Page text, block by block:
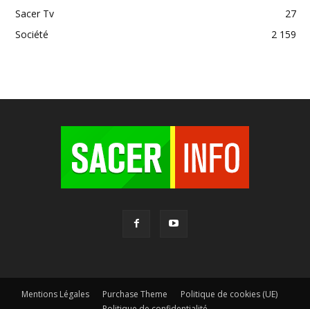
Sacer Tv
27
Société
2 159
Mentions Légales Purchase Theme
Politique de cookies (UE)